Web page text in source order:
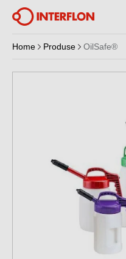
Home Produse OilSafe®